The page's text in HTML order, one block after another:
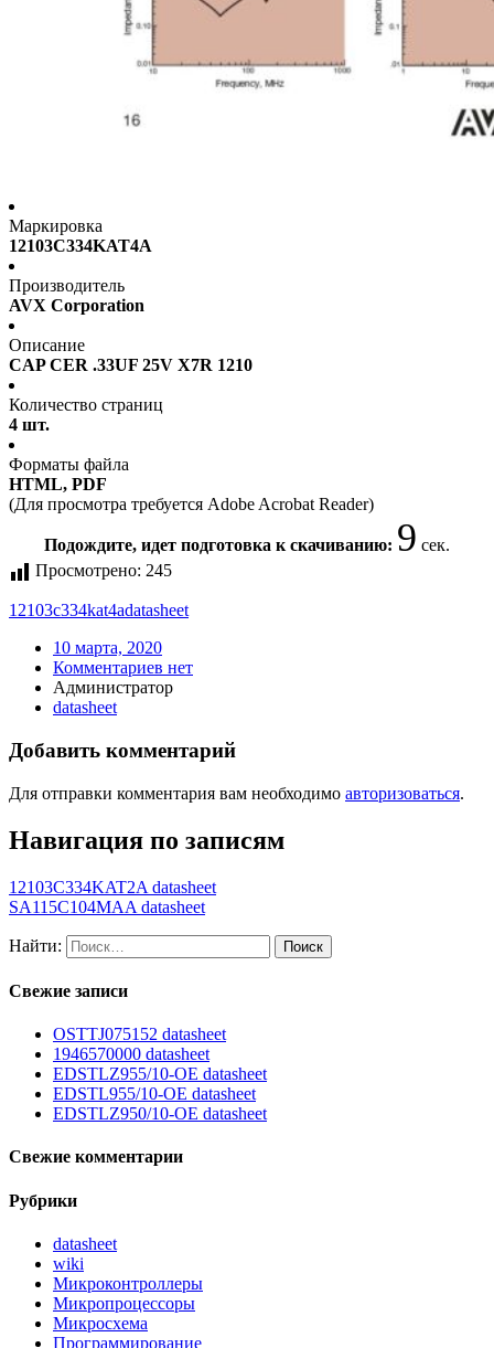
Маркировка
12103C334KAT4A
Производитель
AVX Corporation
Описание
CAP CER .33UF 25V X7R 1210
Количество страниц
4 шт.
Форматы файла
HTML, PDF
(Для просмотра требуется Adobe Acrobat Reader)
Подождите, идет подготовка к скачиванию: 9 сек.
Просмотрено: 245
12103c334kat4adatasheet
10 марта, 2020
Комментариев нет
Администратор
datasheet
Добавить комментарий
Для отправки комментария вам необходимо авторизоваться.
Навигация по записям
12103C334KAT2A datasheet
SA115C104MAA datasheet
Найти:
Свежие записи
OSTTJ075152 datasheet
1946570000 datasheet
EDSTLZ955/10-OE datasheet
EDSTL955/10-OE datasheet
EDSTLZ950/10-OE datasheet
Свежие комментарии
Рубрики
datasheet
wiki
Микроконтроллеры
Микропроцессоры
Микросхема
Программирование